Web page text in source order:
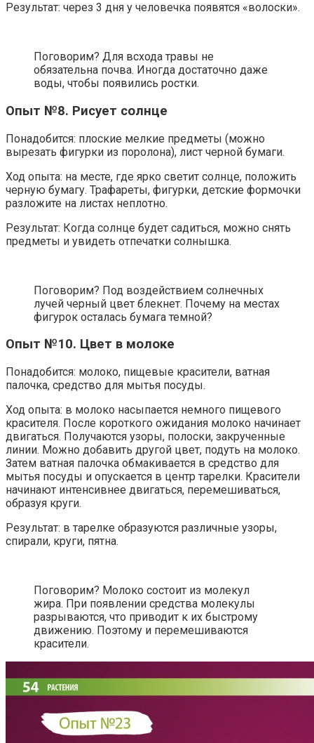
Результат: через 3 дня у человечка появятся «волоски».
Поговорим? Для всхода травы не
обязательна почва. Иногда достаточно даже
воды, чтобы появились ростки.
Опыт №8. Рисует солнце
Понадобится: плоские мелкие предметы (можно
вырезать фигурки из поролона), лист черной бумаги.
Ход опыта: на месте, где ярко светит солнце, положить
черную бумагу. Трафареты, фигурки, детские формочки
разложите на листах неплотно.
Результат: Когда солнце будет садиться, можно снять
предметы и увидеть отпечатки солнышка.
Поговорим? Под воздействием солнечных
лучей черный цвет блекнет. Почему на местах
фигурок осталась бумага темной?
Опыт №10. Цвет в молоке
Понадобится: молоко, пищевые красители, ватная
палочка, средство для мытья посуды.
Ход опыта: в молоко насыпается немного пищевого
красителя. После короткого ожидания молоко начинает
двигаться. Получаются узоры, полоски, закрученные
линии. Можно добавить другой цвет, подуть на молоко.
Затем ватная палочка обмакивается в средство для
мытья посуды и опускается в центр тарелки. Красители
начинают интенсивнее двигаться, перемешиваться,
образуя круги.
Результат: в тарелке образуются различные узоры,
спирали, круги, пятна.
Поговорим? Молоко состоит из молекул
жира. При появлении средства молекулы
разрываются, что приводит к их быстрому
движению. Поэтому и перемешиваются
красители.